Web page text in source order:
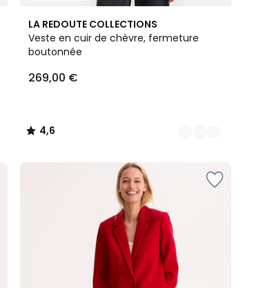
LA REDOUTE COLLECTIONS
Veste en cuir de chèvre, fermeture
boutonnée
269,00 €
4,6
/ 5
2
Couleurs
4,6
/